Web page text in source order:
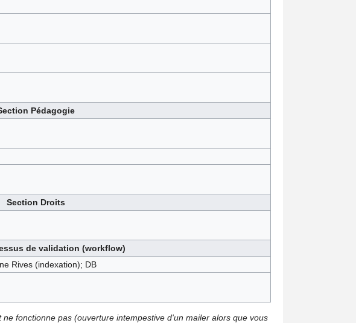
Pédagogie
Section Droits
de validation (workflow)
Rives (indexation); DB
ne fonctionne pas (ouverture intempestive d'un mailer alors que vous